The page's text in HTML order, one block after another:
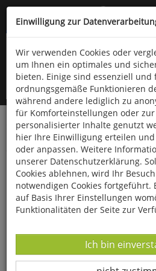
Kompletten Head der Seite
oder (06766) 9323-
Startseite Bücher Downloads
Die Vogelwelt
Die Vogelwelt 140
Einwilligung zur
Wir verwenden Cookies oder
um Ihnen ein optimales und
bieten. Einige sind essenziell und
ordnungsgemäße Funktionieren
während andere lediglich zu
für Komforteinstellungen oder zur
personalisierter Inhalte genutzt
hier Ihre Einwilligung erteilen
oder anpassen. Weitere
unserer Datenschutzerklärung.
Cookies ablehnen, wird Ihr
notwendigen Cookies fortgeführt.
auf Basis Ihrer Einstellungen
Funktionalitäten der Seite zur
Ich bin